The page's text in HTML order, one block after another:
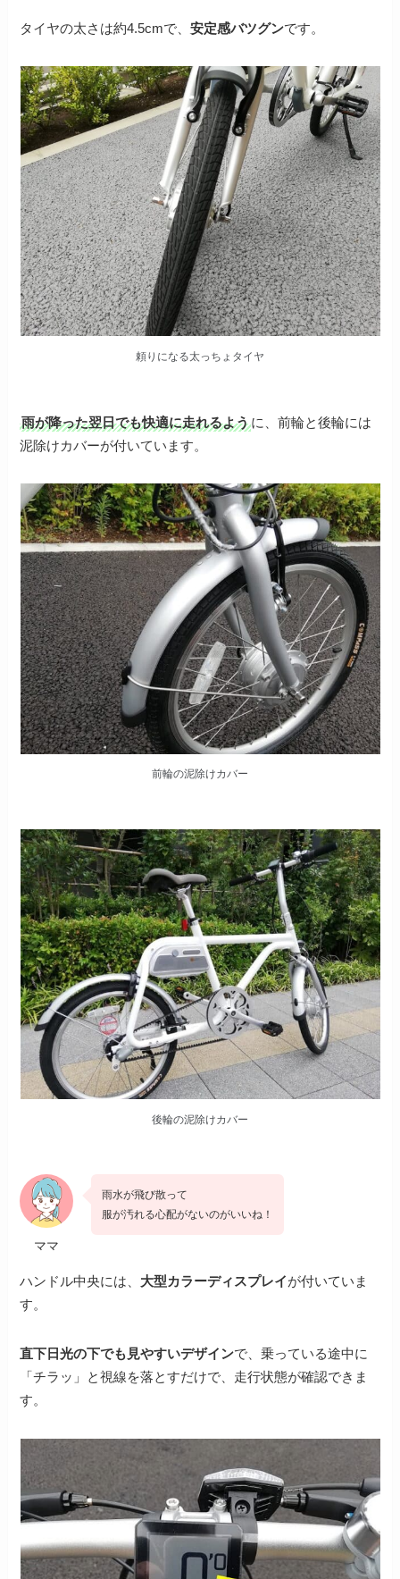
タイヤの太さは約4.5cmで、安定感バツグンです。
頼りになる太っちょタイヤ
雨が降った翌日でも快適に走れるように、前輪と後輪には
泥除けカバーが付いています。
前輪の泥除けカバー
後輪の泥除けカバー
ママ
雨水が飛び散って
服が汚れる心配がないのがいいね！
ハンドル中央には、 大型カラーディスプレイが付いていま
す。
直下日光の下でも見やすいデザインで、乗っている途中に
「チラッ」と視線を落とすだけで、走行状態が確認できま
す。